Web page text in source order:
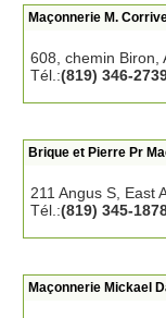
Maçonnerie M.
608, chemin Biron,
Tél.:(819) 346-
Brique et Pierre Pr
211 Angus S, East
Tél.:(819) 345-
Maçonnerie Mickael